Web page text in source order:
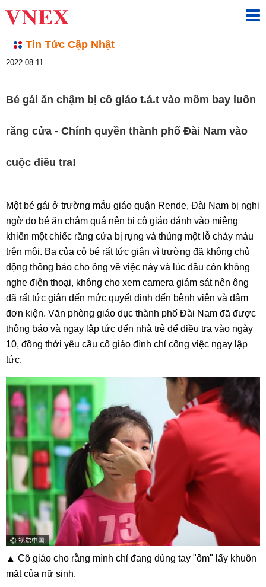
Tin Tức Cập Nhật
2022-08-11
Bé gái ăn chậm bị cô giáo t.á.t vào mồm bay luôn
răng cửa - Chính quyền thành phố Đài Nam vào
cuộc điều tra!
Một bé gái ở trường mẫu giáo quận Rende, Đài Nam bị nghi
ngờ do bé ăn chậm quá nên bị cô giáo đánh vào miệng
khiến một chiếc răng cửa bị rụng và thủng một lỗ chảy máu
trên môi. Ba của cô bé rất tức giận vì trường đã không chủ
động thông báo cho ông về việc này và lúc đầu còn không
nghe điện thoại, không cho xem camera giám sát nên ông
đã rất tức giận đến mức quyết định đến bệnh viện và đâm
đơn kiện. Văn phòng giáo dục thành phố Đài Nam đã được
thông báo và ngay lập tức đến nhà trẻ để điều tra vào ngày
10, đồng thời yêu cầu cô giáo đình chỉ công việc ngay lập
tức.
▲ Cô giáo cho rằng mình chỉ đang dùng tay "ôm" lấy khuôn
mặt của nữ sinh.